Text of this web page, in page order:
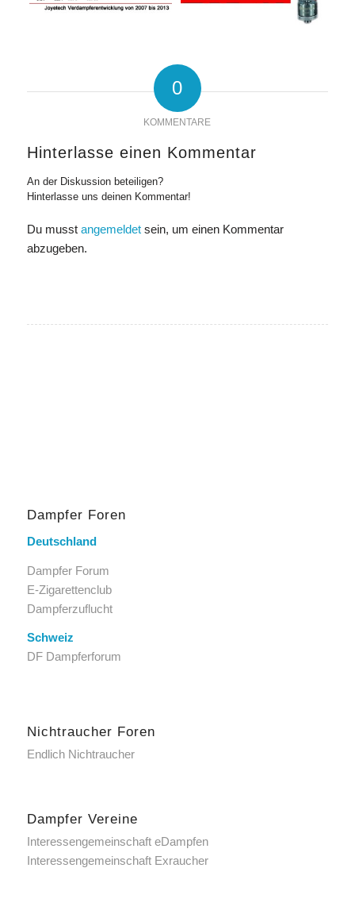
0
KOMMENTARE
Hinterlasse einen Kommentar
An der Diskussion beteiligen?
Hinterlasse uns deinen Kommentar!
Du musst angemeldetsein, um einen Kommentar
abzugeben.
Dampfer Foren
Deutschland
Dampfer Forum
E-Zigarettenclub
Dampferzuflucht
Schweiz
DF Dampferforum
Nichtraucher Foren
Endlich Nichtraucher
Dampfer Vereine
Interessengemeinschaft eDampfen
Interessengemeinschaft Exraucher